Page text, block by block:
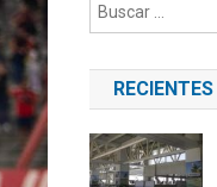
RECIENTES